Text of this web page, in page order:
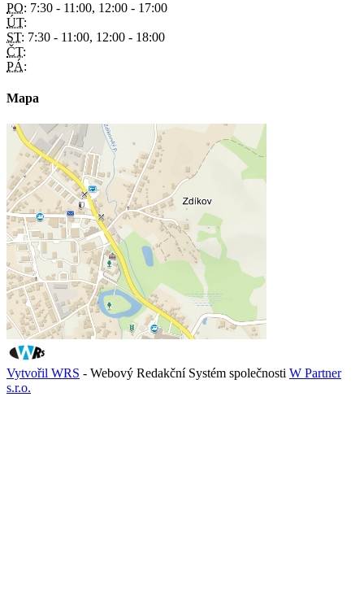
PO: 7:30 - 11:00, 12:00 - 17:00
ÚT:
ST: 7:30 - 11:00, 12:00 - 18:00
ČT:
PÁ:
Mapa
Vytvořil WRS - Webový Redakční Systém společnosti W Partner
s.r.o.